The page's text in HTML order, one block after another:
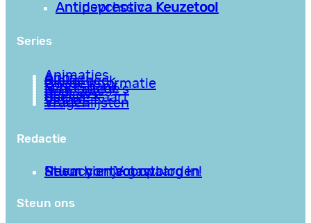
Antipsychotica Keuzetool
Antidepressiva Keuzetool
Series
Animaties
Apps
Bibliotheek
Goede informatie
Kennisbank
Mini college’s
Podcasts
Reviews
Sociale Kaart
Video’s
Vragenlijsten
Redactie
Privacy en Voorwaarden
Stuur hier je gastblog in!
Neem contact op
Steun ons